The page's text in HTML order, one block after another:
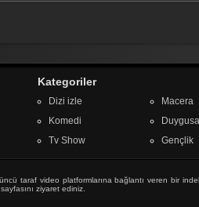
Kategoriler
Dizi izle
Macera
Komedi
Duygusal
Tv Show
Gençlik
taraf video platformlarına bağlantı veren bir
ziyaret ediniz.